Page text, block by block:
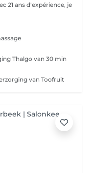
Thalgo van 30 min
van Toofruit